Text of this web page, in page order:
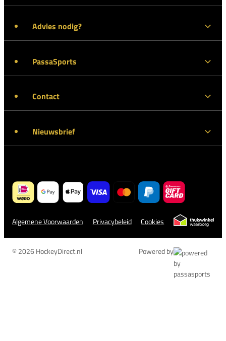
Advies nodig?
PassaSports
Contact
Nieuwsbrief
Algemene Voorwaarden Privacybeleid Cookies
© 2026 HockeyDirect.nl Powered by